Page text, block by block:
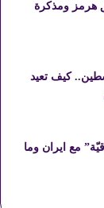
هرمز ومذكرة
كيف تعيد
مع ايران وما